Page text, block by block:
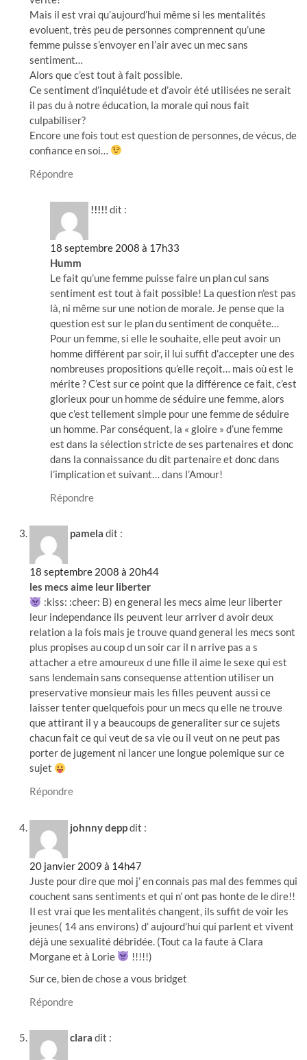
Mais il est vrai qu’aujourd’hui même si les mentalités
evoluent, très peu de personnes comprennent qu’une
femme puisse s’envoyer en l’air avec un mec sans
sentiment…
Alors que c’est tout à fait possible.
Ce sentiment d’inquiétude et d’avoir été utilisées ne serait
il pas du à notre éducation, la morale qui nous fait
culpabiliser?
Encore une fois tout est question de personnes, de vécus, de
confiance en soi…
Répondre
!!!!! dit :
18 septembre 2008 à 17h33
Humm
Le fait qu’une femme puisse faire un plan cul sans
sentiment est tout à fait possible! La question n’est pas
là, ni même sur une notion de morale. Je pense que la
question est sur le plan du sentiment de conquête…
Pour un femme, si elle le souhaite, elle peut avoir un
homme différent par soir, il lui suffit d’accepter une des
nombreuses propositions qu’elle reçoit… mais où est le
mérite ? C’est sur ce point que la différence ce fait, c’est
glorieux pour un homme de séduire une femme, alors
que c’est tellement simple pour une femme de séduire
un homme. Par conséquent, la « gloire » d’une femme
est dans la sélection stricte de ses partenaires et donc
dans la connaissance du dit partenaire et donc dans
l’implication et suivant… dans l’Amour!
Répondre
pamela dit :
18 septembre 2008 à 20h44
les mecs aime leur liberter
:kiss: :cheer: B) en general les mecs aime leur liberter
leur independance ils peuvent leur arriver d avoir deux
relation a la fois mais je trouve quand general les mecs sont
plus propises au coup d un soir car il n arrive pas a s
attacher a etre amoureux d une fille il aime le sexe qui est
sans lendemain sans consequense attention utiliser un
preservative monsieur mais les filles peuvent aussi ce
laisser tenter quelquefois pour un mecs qu elle ne trouve
que attirant il y a beaucoups de generaliter sur ce sujets
chacun fait ce qui veut de sa vie ou il veut on ne peut pas
porter de jugement ni lancer une longue polemique sur ce
sujet
Répondre
johnny deppdit :
20 janvier 2009 à 14h47
Juste pour dire que moi j’ en connais pas mal des femmes qui
couchent sans sentiments et qui n’ ont pas honte de le dire!!
Il est vrai que les mentalités changent, ils suffit de voir les
jeunes( 14 ans environs) d’ aujourd’hui qui parlent et vivent
déjà une sexualité débridée. (Tout ca la faute à Clara
Morgane et à Lorie
!!!!!)
Sur ce, bien de chose a vous bridget
Répondre
clara dit :